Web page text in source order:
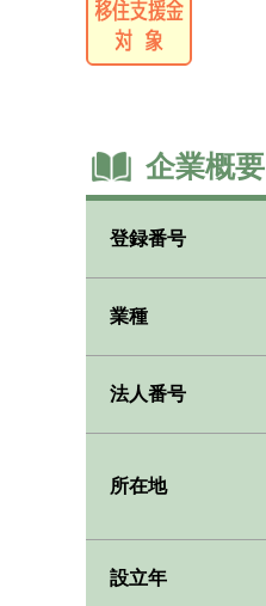
企業概要
登録番号
業種
法人番号
所在地
設立年